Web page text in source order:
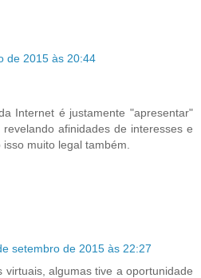
de 2015 às 20:44
Internet é justamente "apresentar"
afinidades de interesses e
muito legal também.
setembro de 2015 às 22:27
virtuais, algumas tive a oportunidade